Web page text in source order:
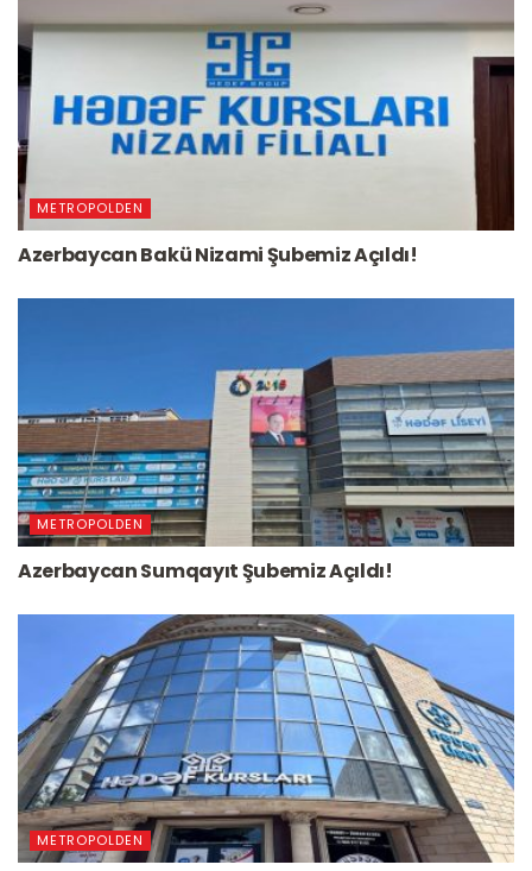
METROPOLDEN
Azerbaycan Bakü Nizami Şubemiz Açıldı!
METROPOLDEN
Azerbaycan Sumqayıt Şubemiz Açıldı!
METROPOLDEN